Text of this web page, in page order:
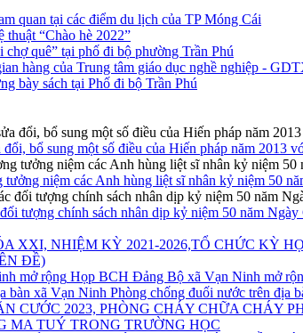
quan tại các điểm du lịch của TP Móng Cái
thuật “Chào hè 2022”
chợ quê” tại phố đi bộ phường Trần Phú
hàng của Trung tâm giáo dục nghề nghiệp -
bày sách tại Phố đi bộ Trần Phú
bổ sung một số điều của Hiến pháp năm 2013
niệm các Anh hùng liệt sĩ nhân kỷ niệm 50
tượng chính sách nhân dịp kỷ niệm 50 năm
ĐỀ)
Họp BCH Đảng Bộ xã Vạn Ninh mở
Phòng chống đuối nước trên địa
MA TUÝ TRONG TRƯỜNG HỌC